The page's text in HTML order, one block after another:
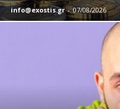
info@exostis.gr - 07/08/2026